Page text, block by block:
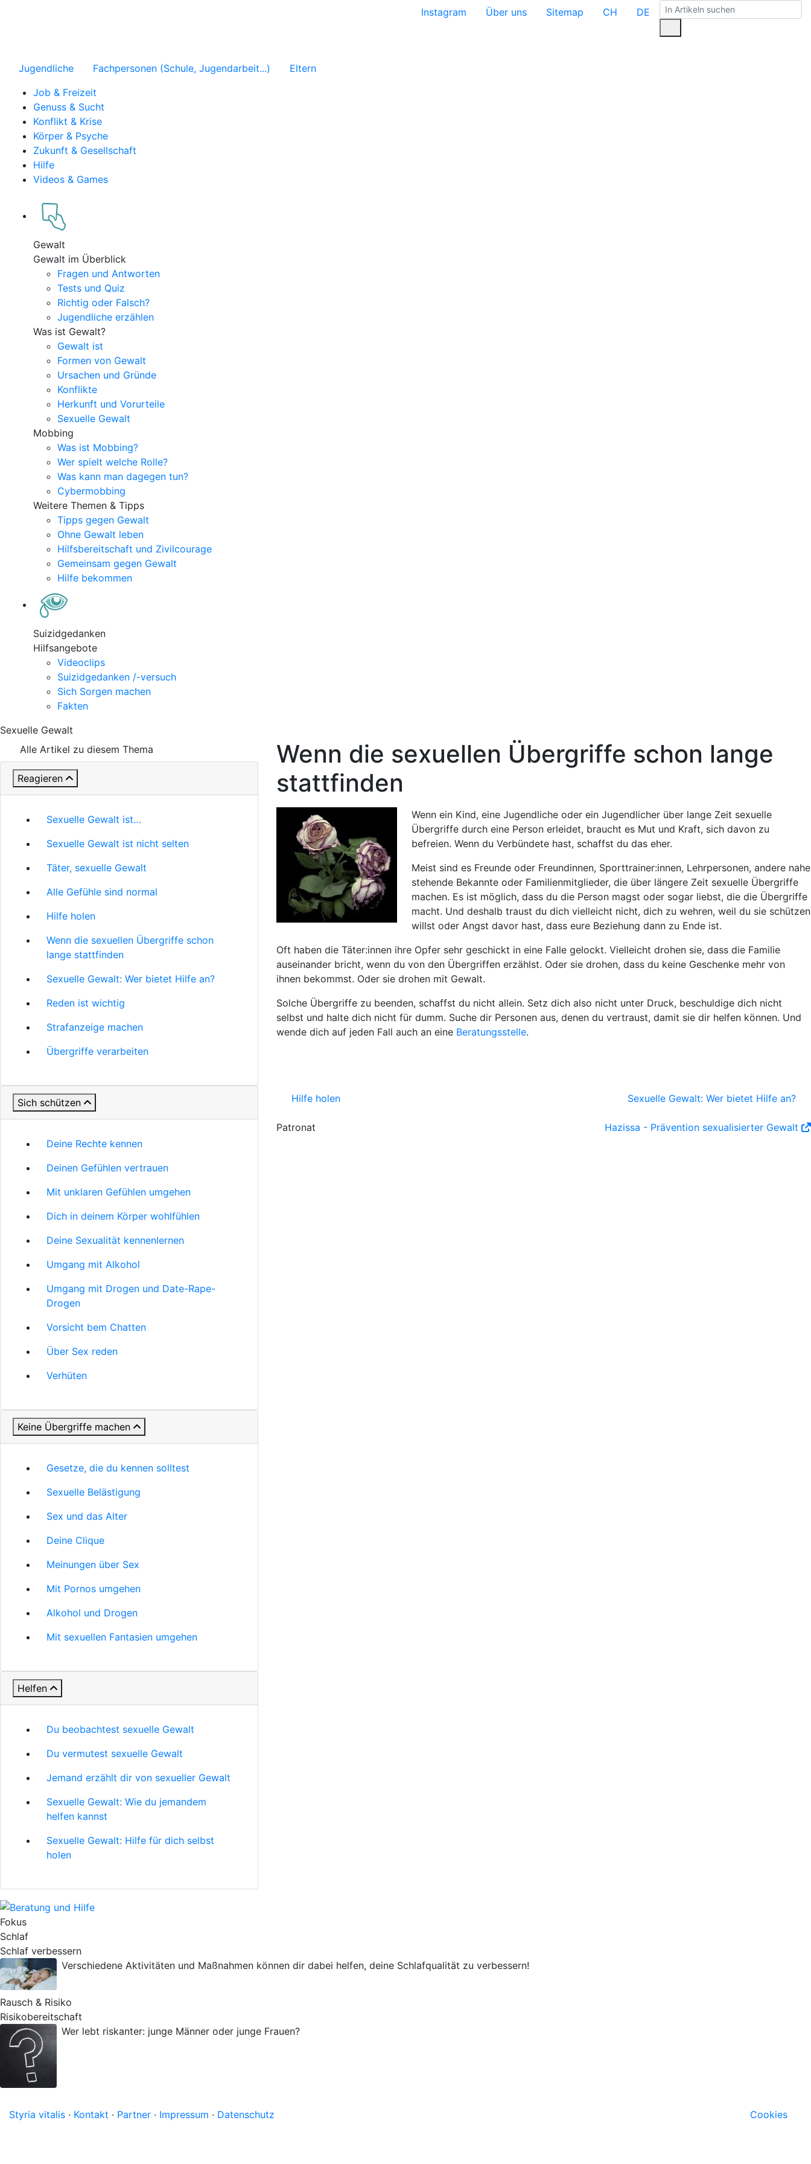
Instagram Über uns Sitemap CH DE
Jugendliche Fachpersonen (Schule, Jugendarbeit...)
Eltern
Job & Freizeit
Genuss & Sucht
Konflikt & Krise
Körper & Psyche
Zukunft & Gesellschaft
Hilfe
Videos & Games
Gewalt
Gewalt im Überblick
Fragen und Antworten
Tests und Quiz
Richtig oder Falsch?
Jugendliche erzählen
Was ist Gewalt?
Gewalt ist
Formen von Gewalt
Ursachen und Gründe
Konflikte
Herkunft und Vorurteile
Sexuelle Gewalt
Mobbing
Was ist Mobbing?
Wer spielt welche Rolle?
Was kann man dagegen tun?
Cybermobbing
Weitere Themen & Tipps
Tipps gegen Gewalt
Ohne Gewalt leben
Hilfsbereitschaft und Zivilcourage
Gemeinsam gegen Gewalt
Hilfe bekommen
Suizidgedanken
Hilfsangebote
Videoclips
Suizidgedanken /-versuch
Sich Sorgen machen
Fakten
Sexuelle Gewalt
Alle Artikel zu diesem Thema
Reagieren
Sexuelle Gewalt ist…
Sexuelle Gewalt ist nicht selten
Täter, sexuelle Gewalt
Alle Gefühle sind normal
Hilfe holen
Wenn die sexuellen Übergriffe schon
lange stattfinden
Sexuelle Gewalt: Wer bietet Hilfe an?
Reden ist wichtig
Strafanzeige machen
Übergriffe verarbeiten
Sich schützen
Deine Rechte kennen
Deinen Gefühlen vertrauen
Mit unklaren Gefühlen umgehen
Dich in deinem Körper wohlfühlen
Deine Sexualität kennenlernen
Umgang mit Alkohol
Umgang mit Drogen und Date-Rape-
Drogen
Vorsicht bem Chatten
Über Sex reden
Verhüten
Keine Übergriffe machen
Gesetze, die du kennen solltest
Sexuelle Belästigung
Sex und das Alter
Deine Clique
Meinungen über Sex
Mit Pornos umgehen
Alkohol und Drogen
Mit sexuellen Fantasien umgehen
Helfen
Du beobachtest sexuelle Gewalt
Du vermutest sexuelle Gewalt
Jemand erzählt dir von sexueller Gewalt
Sexuelle Gewalt: Wie du jemandem
helfen kannst
Sexuelle Gewalt: Hilfe für dich selbst
holen
Wenn die sexuellen Übergriffe schon lange
stattfinden
Wenn ein Kind, eine Jugendliche oder ein Jugendlicher über lange Zeit sexuelle
Übergriffe durch eine Person erleidet, braucht es Mut und Kraft, sich davon zu
befreien. Wenn du Verbündete hast, schaffst du das eher.
Meist sind es Freunde oder Freundinnen, Sporttrainer:innen, Lehrpersonen, andere nahe
stehende Bekannte oder Familienmitglieder, die über längere Zeit sexuelle Übergriffe
machen. Es ist möglich, dass du die Person magst oder sogar liebst, die die Übergriffe
macht. Und deshalb traust du dich vielleicht nicht, dich zu wehren, weil du sie schützen
willst oder Angst davor hast, dass eure Beziehung dann zu Ende ist.
Oft haben die Täter:innen ihre Opfer sehr geschickt in eine Falle gelockt. Vielleicht drohen sie, dass die Familie
auseinander bricht, wenn du von den Übergriffen erzählst. Oder sie drohen, dass du keine Geschenke mehr von
ihnen bekommst. Oder sie drohen mit Gewalt.
Solche Übergriffe zu beenden, schaffst du nicht allein. Setz dich also nicht unter Druck, beschuldige dich nicht
selbst und halte dich nicht für dumm. Suche dir Personen aus, denen du vertraust, damit sie dir helfen können. Und
wende dich auf jeden Fall auch an eine Beratungsstelle.
Hilfe holen Sexuelle Gewalt: Wer bietet Hilfe an?
Patronat Hazissa - Prävention sexualisierter Gewalt
Fokus
Schlaf
Schlaf verbessern
Verschiedene Aktivitäten und Maßnahmen können dir dabei helfen, deine Schlafqualität zu verbessern!
Rausch & Risiko
Risikobereitschaft
Wer lebt riskanter: junge Männer oder junge Frauen?
Styria vitalis · Kontakt · Partner · Impressum · Datenschutz Cookies